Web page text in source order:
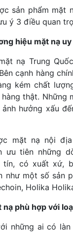
sản phẩm mặt
ý 3 điều quan
hiệu mặt nạ
nạ Trung
cạnh hàng
kém chất
thật. Những
hưởng xấu
mặt nạ nội
ưu tiên những
tín, có xuất xứ,
như một số sản
Holika
nạ phù hợp với
những ai có